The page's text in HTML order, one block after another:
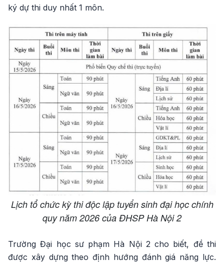
ký dự thi duy nhất 1 môn.
Lịch tổ chức kỳ thi độc lập tuyển sinh đại học chính
quy năm 2026 của ĐHSP Hà Nội 2
Trường Đại học sư phạm Hà Nội 2 cho biết, đề thi
được xây dựng theo định hướng đánh giá năng lực.